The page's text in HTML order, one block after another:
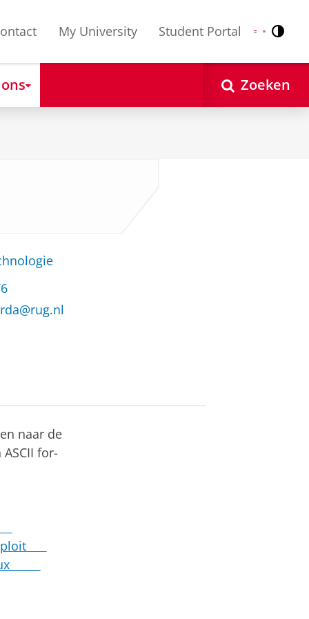
My University Student Portal Nederlands
English
Zoeken
naar de
for-